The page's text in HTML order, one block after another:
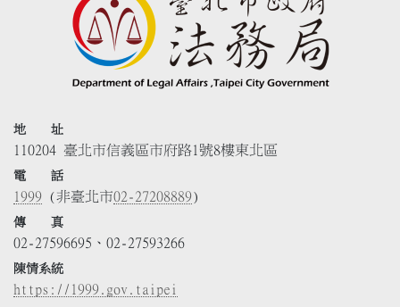
地 址
110204 臺北市信義區市府路1號8樓東北區
電 話
1999 (非臺北市02-27208889)
傳 真
02-27596695、02-27593266
陳情系統
https://1999.gov.taipei